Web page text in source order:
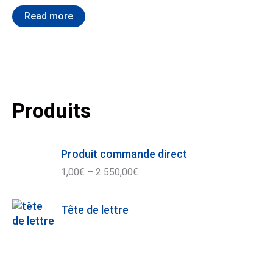
Read more
Produits
Produit commande direct
1,00€ – 2 550,00€
Tête de lettre